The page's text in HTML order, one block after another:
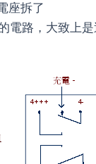
座拆了
電路，大致上是